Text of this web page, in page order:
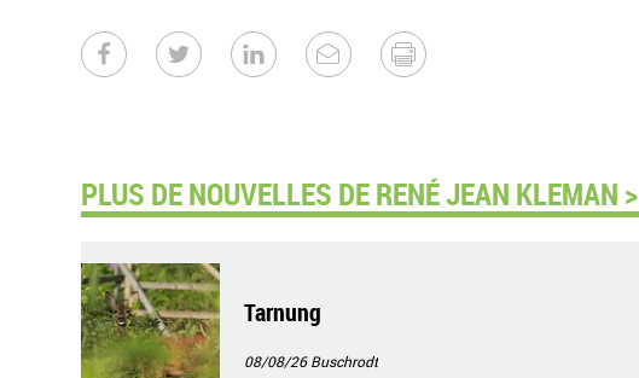
PLUS DE NOUVELLES DE RENÉ JEAN KLEMAN >
Tarnung
08/08/26Buschrodt